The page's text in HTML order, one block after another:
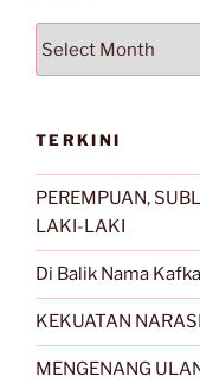
TERKINI
PEREMPUAN,
LAKI-LAKI
Di Balik Nama
KEKUATAN
MENGENANG